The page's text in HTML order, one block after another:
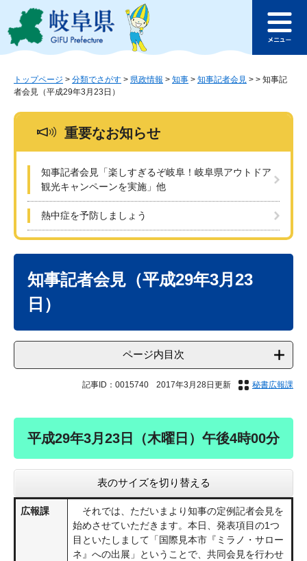
ジ
ュ
このページの本文へ
ュ
トップページ > 分類でさがす > 県政情報 > 知事 > 知事記者会見 > > 知事記
者会見（平成29年3月23日）
重要なお知らせ
知事記者会見「楽しすぎるぞ岐阜！岐阜県アウトドア
観光キャンペーンを実施」他
熱中症を予防しましょう
知事記者会見（平成29年3月23
日）
ページ内目次
記事ID：0015740 2017年3月28日更新 秘書広報課
平成29年3月23日（木曜日）午後4時00分
表のサイズを切り替える
広報課
それでは、ただいまより知事の定例記者会見を
始めさせていただきます。本日、発表項目の1つ
目といたしまして「国際見本市『ミラノ・サロー
ネ』への出展」ということで、共同会見を行わせ